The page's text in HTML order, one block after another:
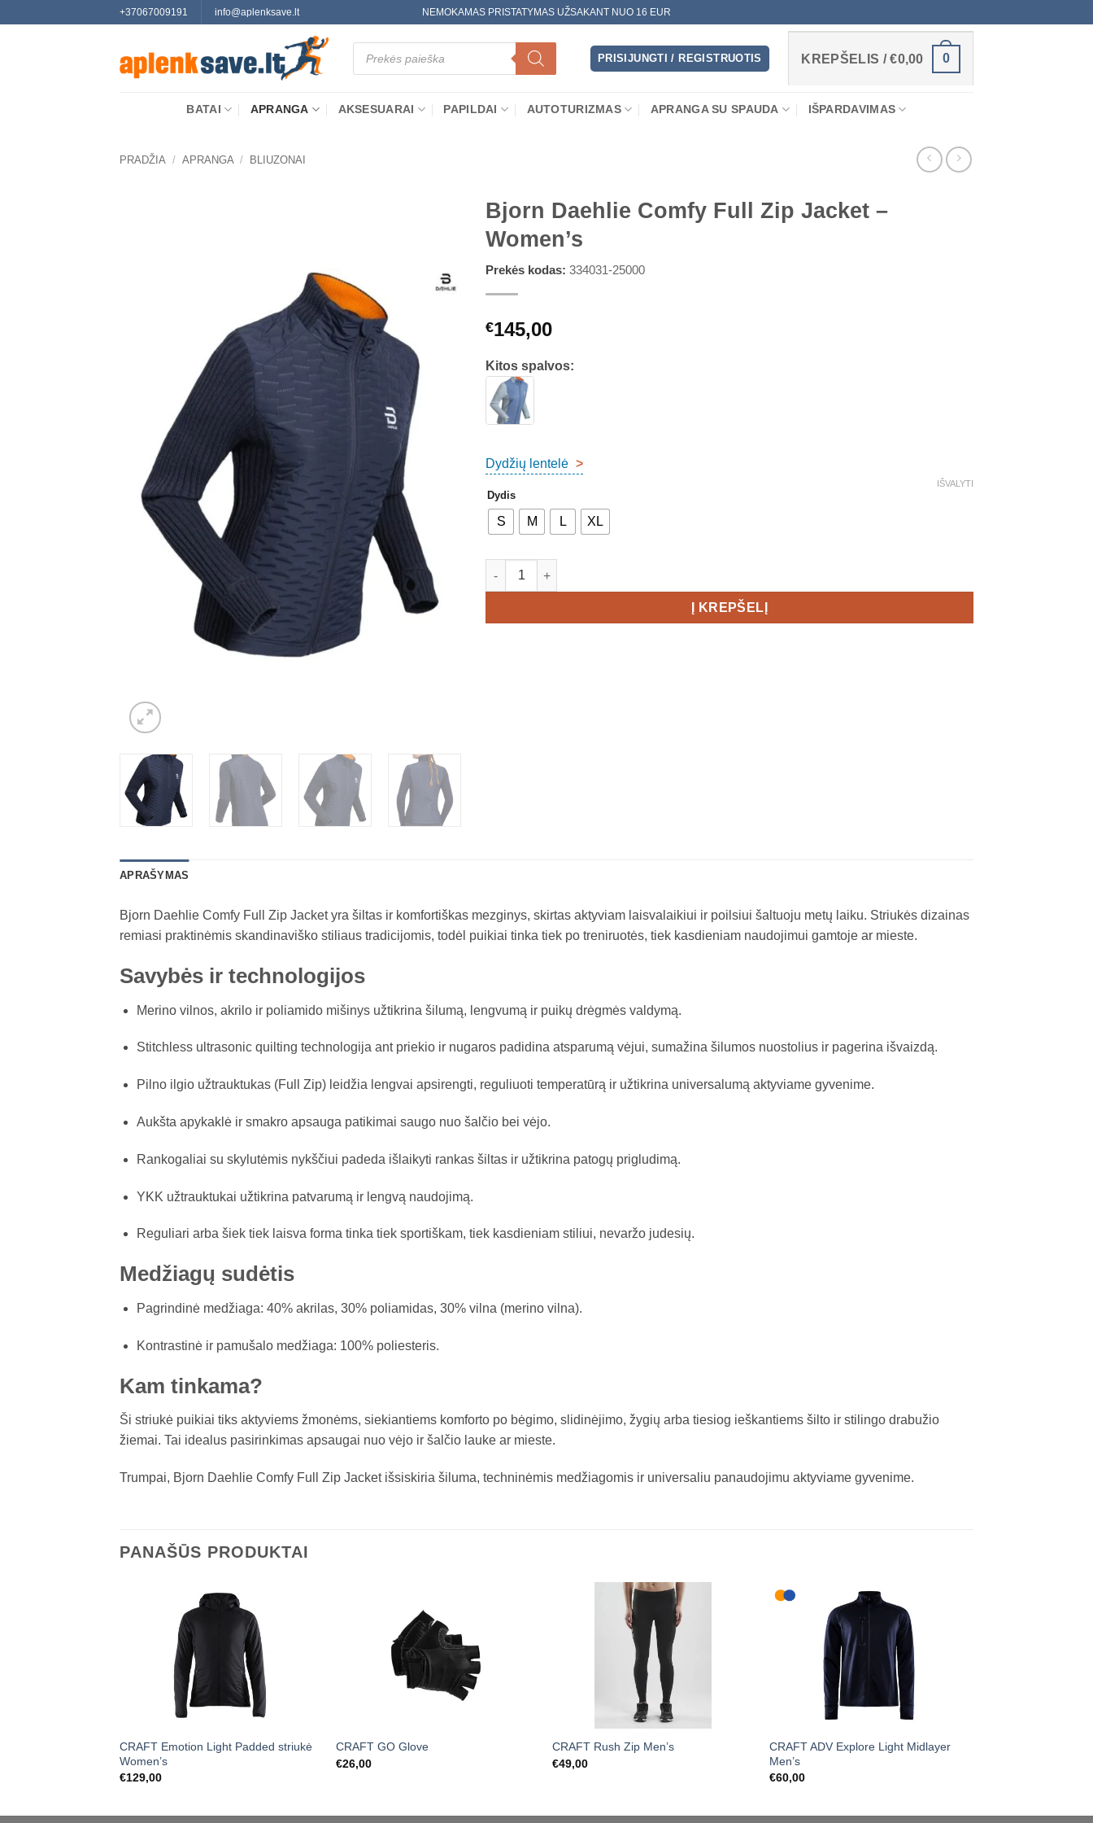
+37067009191 info@aplenksave.lt NEMOKAMAS PRISTATYMAS UŽSAKANT NUO 16 EUR
Products
search
PRISIJUNGTI / REGISTRUOTIS KREPŠELIS /€0,00 0
BATAI APRANGA AKSESUARAI PAPILDAI AUTOTURIZMAS APRANGA SU SPAUDA IŠPARDAVIMAS
PRADŽIA / APRANGA / BLIUZONAI
Bjorn Daehlie Comfy Full Zip Jacket –
Women’s
Prekės kodas: 334031-25000
€145,00
Kitos spalvos:
Dydžių lentelė >
Dydis
S M L XL
IŠVALYTI
produkto kiekis: Bjorn Daehlie Comfy Full Zip Jacket - Women's
Į KREPŠELĮ
APRAŠYMAS
Bjorn Daehlie Comfy Full Zip Jacket yra šiltas ir komfortiškas mezginys, skirtas aktyviam laisvalaikiui ir poilsiui šaltuoju metų laiku. Striukės dizainas
remiasi praktinėmis skandinaviško stiliaus tradicijomis, todėl puikiai tinka tiek po treniruotės, tiek kasdieniam naudojimui gamtoje ar mieste.​
Savybės ir technologijos
Merino vilnos, akrilo ir poliamido mišinys užtikrina šilumą, lengvumą ir puikų drėgmės valdymą.​
Stitchless ultrasonic quilting technologija ant priekio ir nugaros padidina atsparumą vėjui, sumažina šilumos nuostolius ir pagerina išvaizdą.​
Pilno ilgio užtrauktukas (Full Zip) leidžia lengvai apsirengti, reguliuoti temperatūrą ir užtikrina universalumą aktyviame gyvenime.​
Aukšta apykaklė ir smakro apsauga patikimai saugo nuo šalčio bei vėjo.​
Rankogaliai su skylutėmis nykščiui padeda išlaikyti rankas šiltas ir užtikrina patogų prigludimą.​
YKK užtrauktukai užtikrina patvarumą ir lengvą naudojimą.​
Reguliari arba šiek tiek laisva forma tinka tiek sportiškam, tiek kasdieniam stiliui, nevaržo judesių.​
Medžiagų sudėtis
Pagrindinė medžiaga: 40% akrilas, 30% poliamidas, 30% vilna (merino vilna).​
Kontrastinė ir pamušalo medžiaga: 100% poliesteris.​
Kam tinkama?
Ši striukė puikiai tiks aktyviems žmonėms, siekiantiems komforto po bėgimo, slidinėjimo, žygių arba tiesiog ieškantiems šilto ir stilingo drabužio
žiemai. Tai idealus pasirinkimas apsaugai nuo vėjo ir šalčio lauke ar mieste.​
Trumpai, Bjorn Daehlie Comfy Full Zip Jacket išsiskiria šiluma, techninėmis medžiagomis ir universaliu panaudojimu aktyviame gyvenime.
PANAŠŪS PRODUKTAI
CRAFT Emotion Light Padded striukė
Women’s
€129,00
CRAFT GO Glove
€26,00
CRAFT Rush Zip Men’s
€49,00
CRAFT ADV Explore Light Midlayer
Men’s
€60,00